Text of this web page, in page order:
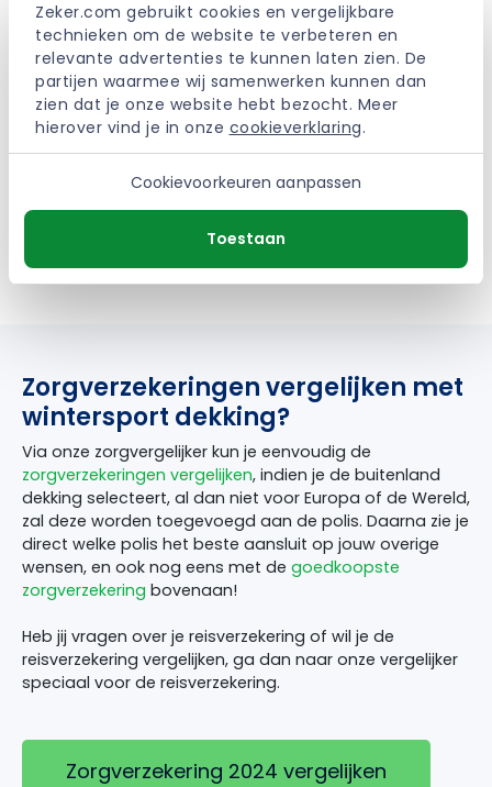
Zeker.com gebruikt cookies en vergelijkbare
technieken om de website te verbeteren en
relevante advertenties te kunnen laten zien. De
partijen waarmee wij samenwerken kunnen dan
zien dat je onze website hebt bezocht. Meer
hierover vind je in onze cookieverklaring.
Cookievoorkeuren aanpassen
Toestaan
laatste is belangrijk anders worden deze kosten niet
vergoedt. Het voordeel van de reisverzekering is dat je
bagage en in sommige gevallen je materiaal ook nog
gedekt is tijdens een ongeval.
Femke Koning van Zeker.com: “Let op dat je niet direct
een reisverzekering afsluit via de reisaanbieder. In veel
gevallen kun je met een betere dekking en goedkopere
polis afsluiten. Ga je vaker op vakantie, dan is het zelfs
raadzaam om een doorlopende reisverzekering af te
sluiten zodat je ten alle tijden een goede dekking bezit
voor de beste prijs.
Zorgverzekeringen vergelijken met
wintersport dekking?
Via onze zorgvergelijker kun je eenvoudig de
zorgverzekeringen vergelijken, indien je de buitenland
dekking selecteert, al dan niet voor Europa of de Wereld,
zal deze worden toegevoegd aan de polis. Daarna zie je
direct welke polis het beste aansluit op jouw overige
wensen, en ook nog eens met de goedkoopste
zorgverzekering bovenaan!
Heb jij vragen over je reisverzekering of wil je de
reisverzekering vergelijken, ga dan naar onze vergelijker
speciaal voor de reisverzekering.
Zorgverzekering 2024 vergelijken